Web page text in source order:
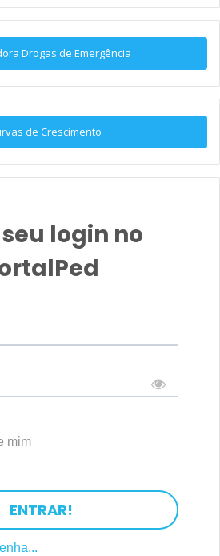
Drogas de Emergência
de Crescimento
login no
mim
ENTRAR!